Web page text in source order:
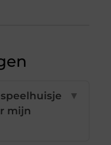
mijn
▼